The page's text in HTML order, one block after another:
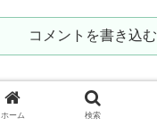
コメントを書き込む
アニメ・映画
ホーム 検索